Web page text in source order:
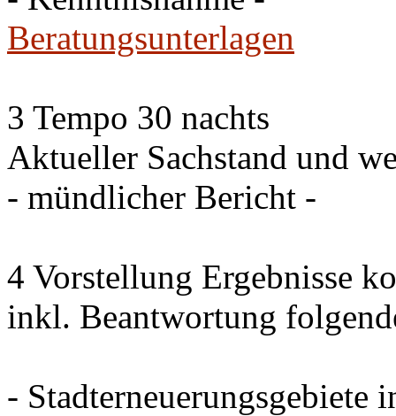
Beratungsunterlagen
3 Tempo 30 nachts
Aktueller Sachstand und
- mündlicher Bericht -
4 Vorstellung Ergebnisse
inkl. Beantwortung
- Stadterneuerungsgebiete